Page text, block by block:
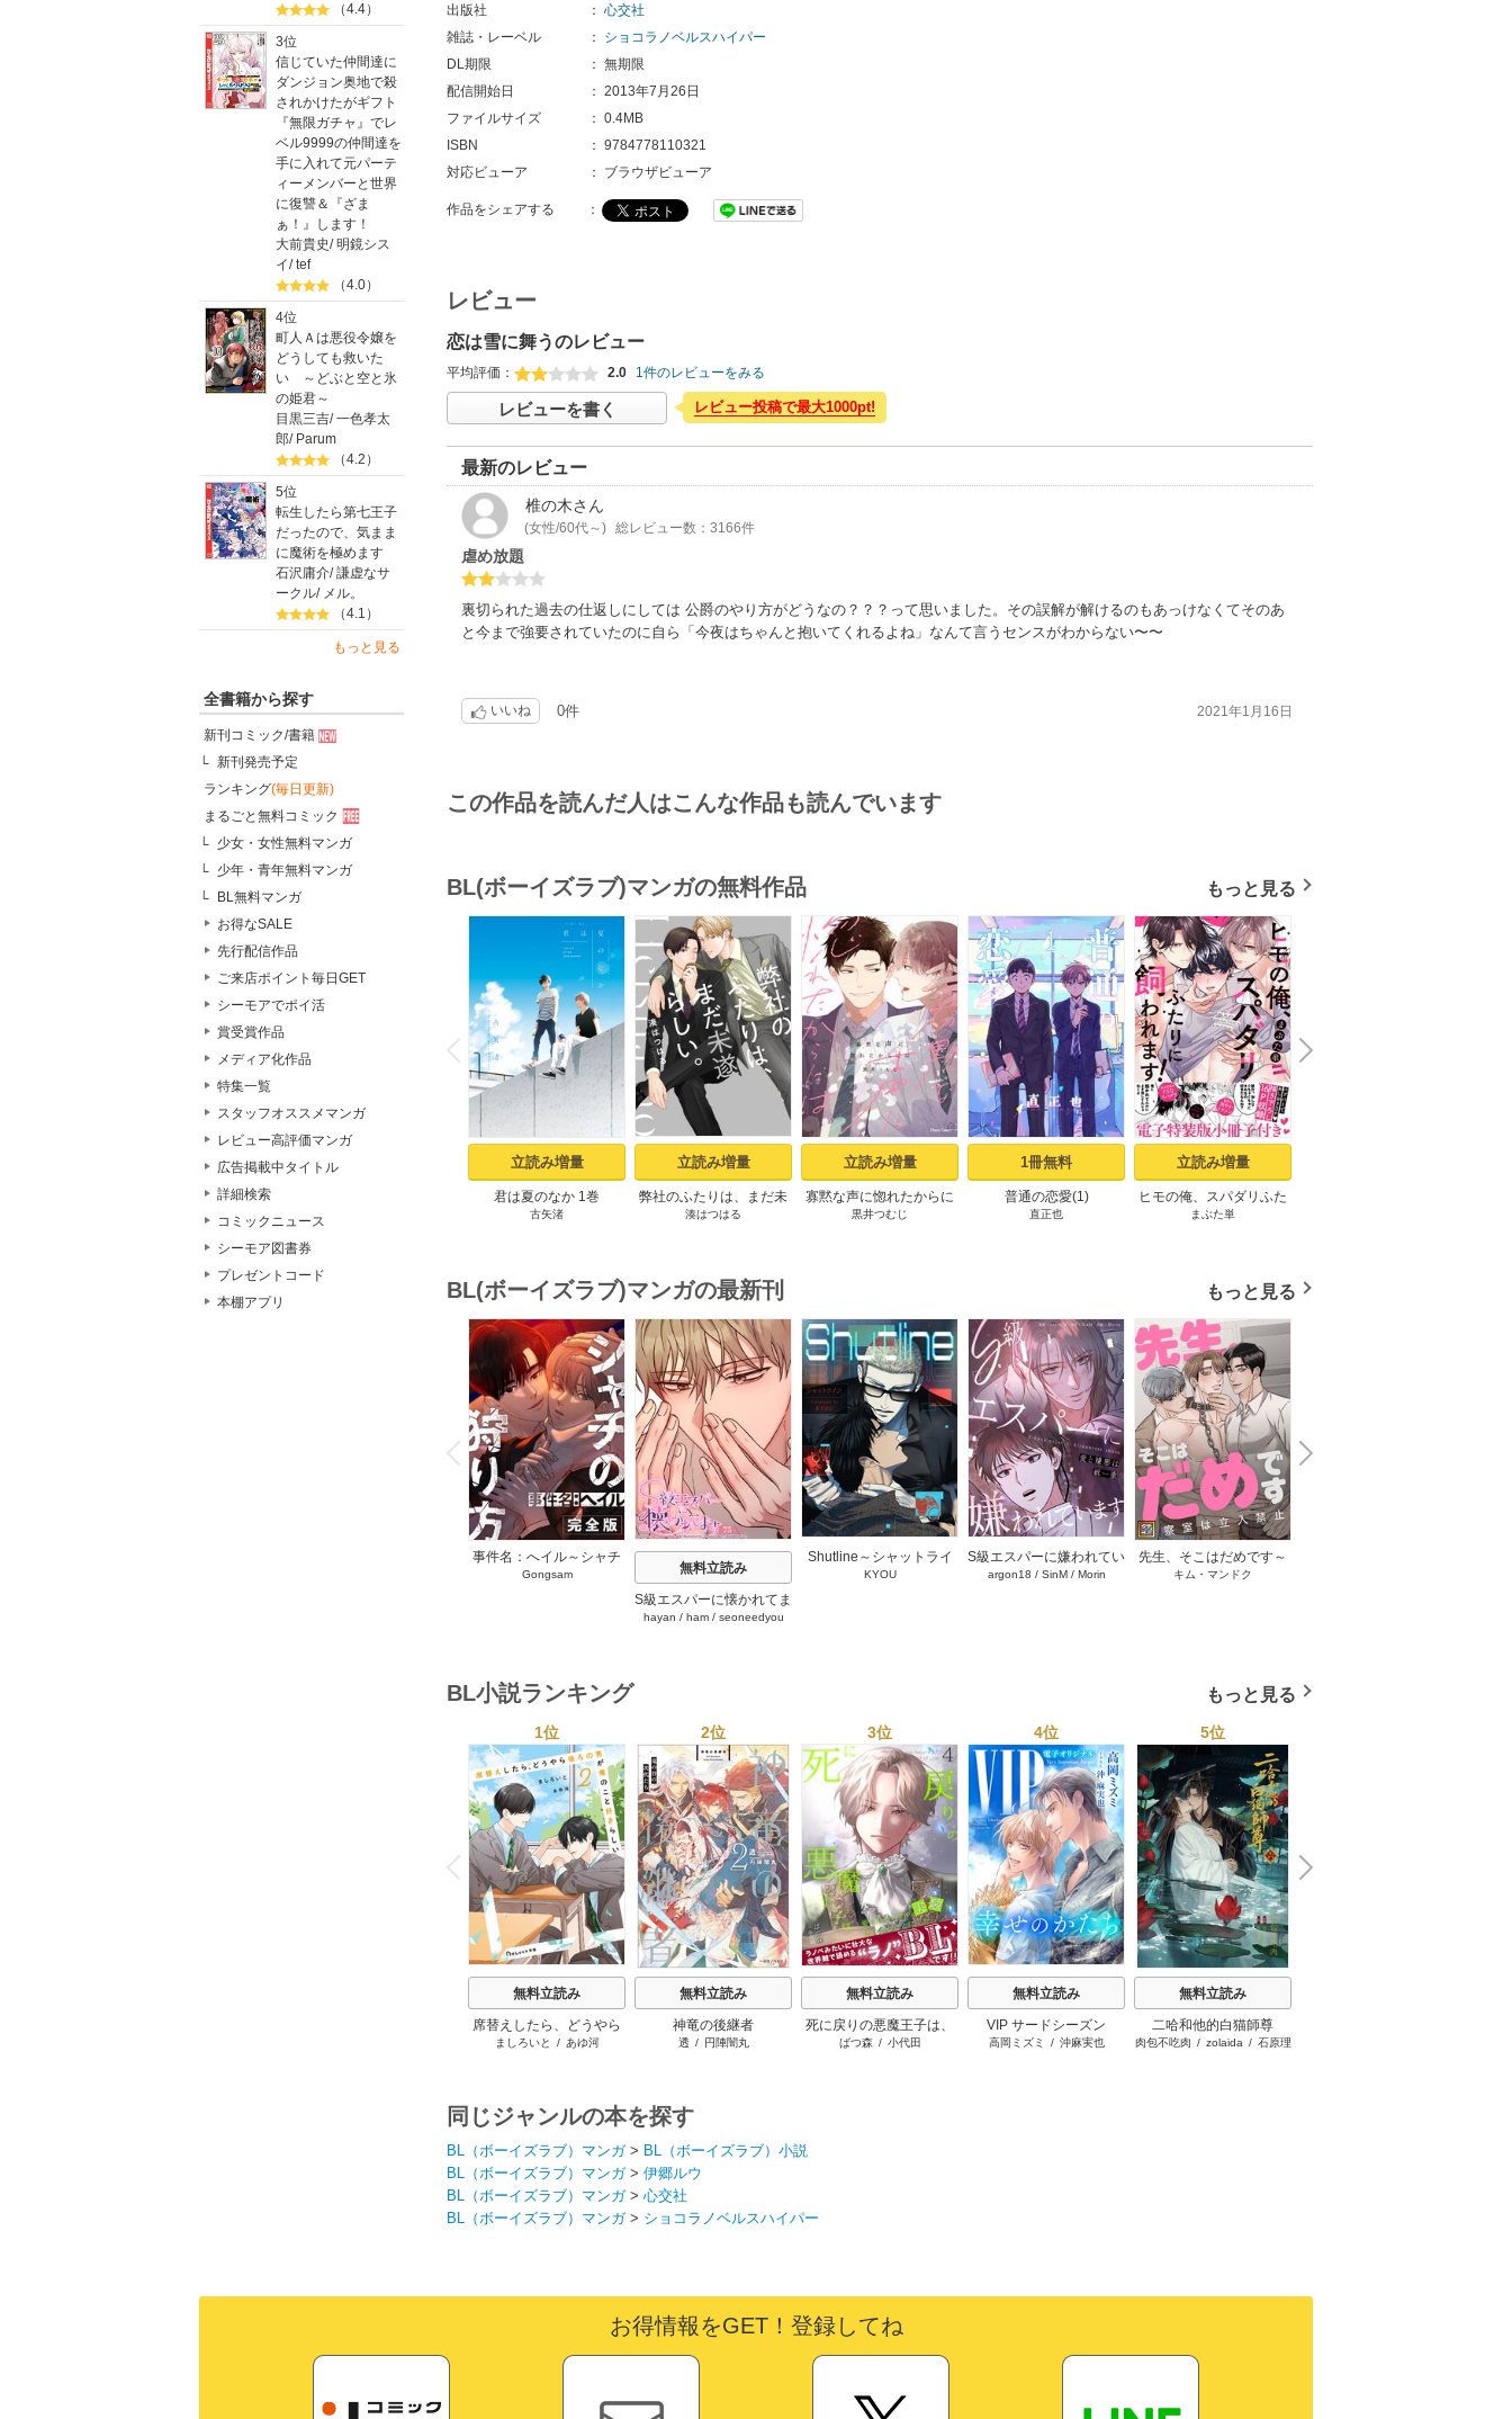
（4.4）
3位
信じていた仲間達に
ダンジョン奥地で殺
されかけたがギフト
『無限ガチャ』でレ
ベル9999の仲間達を
手に入れて元パーテ
ィーメンバーと世界
に復讐＆『ざま
ぁ！』します！
大前貴史/明鏡シス
イ/tef
（4.0）
4位
町人Ａは悪役令嬢を
どうしても救いた
い ～どぶと空と氷
の姫君～
目黒三吉/一色孝太
郎/ Parum
（4.2）
5位
転生したら第七王子
だったので、気まま
に魔術を極めます
石沢庸介/謙虚なサ
ークル/ メル。
（4.1）
もっと見る
全書籍から探す
新刊コミック/書籍
新刊発売予定
ランキング(毎日更新)
まるごと無料コミック
少女・女性無料マンガ
少年・青年無料マンガ
BL無料マンガ
お得なSALE
先行配信作品
ご来店ポイント毎日GET
シーモアでポイ活
賞受賞作品
メディア化作品
特集一覧
スタッフオススメマンガ
レビュー高評価マンガ
広告掲載中タイトル
詳細検索
コミックニュース
シーモア図書券
プレゼントコード
本棚アプリ
出版社
： 心交社
雑誌・レーベル
：
ショコラノベルスハイパー
DL期限
： 無期限
配信開始日
： 2013年7月26日
ファイルサイズ
： 0.4MB
ISBN
： 9784778110321
対応ビューア
： ブラウザビューア
作品をシェアする ：
レビュー
恋は雪に舞うのレビュー
平均評価： 2.0 1件のレビューをみる
レビューを書く レビュー投稿で最大1000pt!
最新のレビュー
椎の木さん
(女性/60代～) 総レビュー数：3166件
虐め放題
裏切られた過去の仕返しにしては 公爵のやり方がどうなの？？？って思いました。その誤解が解けるのもあっけなくてそのあ
と今まで強要されていたのに自ら「今夜はちゃんと抱いてくれるよね」なんて言うセンスがわからない〜〜
いいね 0件 2021年1月16日
この作品を読んだ人はこんな作品も読んでいます
BL(ボーイズラブ)マンガの無料作品 もっと見る
P
r
e
v
i
o
u
s
立読み増量
君は夏のなか 1巻
古矢渚
立読み増量
弊社のふたりは、まだ未
遂らしい。１【コミック
湊はつはる
立読み増量
寡黙な声に惚れたからに
は【おまけ付き電子限定
黒井つむじ
1冊無料
普通の恋愛(1)
直正也
立読み増量
ヒモの俺、スパダリふた
りに飼われます！【単行
まぶた単
N
e
x
t
BL(ボーイズラブ)マンガの最新刊 もっと見る
P
r
e
v
i
o
u
s
事件名：へイル～シャチ
の狩り方～【完全版】
Gongsam
無料立読み
S級エスパーに懐かれてま
す【タテヨミ】 75巻
hayan / ham/ seoneedyou
Shutline～シャットライ
ン～【タテヨミ】 40-42
KYOU
S級エスパーに嫌われてい
ます～愛と嫌悪は紙一重
argon18 / SinM/ Morin
先生、そこはだめです～
診察室は立入禁止～【タ
キム・マンドク
N
e
x
t
BL小説ランキング もっと見る
P
r
e
v
i
o
u
s
1位
無料立読み
席替えしたら、どうやら
後ろの男が俺のこと好き
ましろいと / あゆ河
2位
無料立読み
神竜の後継者
透 / 円陣闇丸
3位
無料立読み
死に戻りの悪魔王子は、
愛されるための実験をは
ばつ森/ 小代田
4位
無料立読み
VIP サードシーズン
高岡ミズミ / 沖麻実也
5位
無料立読み
二哈和他的白猫師尊
肉包不吃肉 / zolaida / 石原理
N
e
x
t
同じジャンルの本を探す
BL（ボーイズラブ）マンガ> BL（ボーイズラブ）小説
BL（ボーイズラブ）マンガ> 伊郷ルウ
BL（ボーイズラブ）マンガ> 心交社
BL（ボーイズラブ）マンガ> ショコラノベルスハイパー
お得情報をGET！登録してね